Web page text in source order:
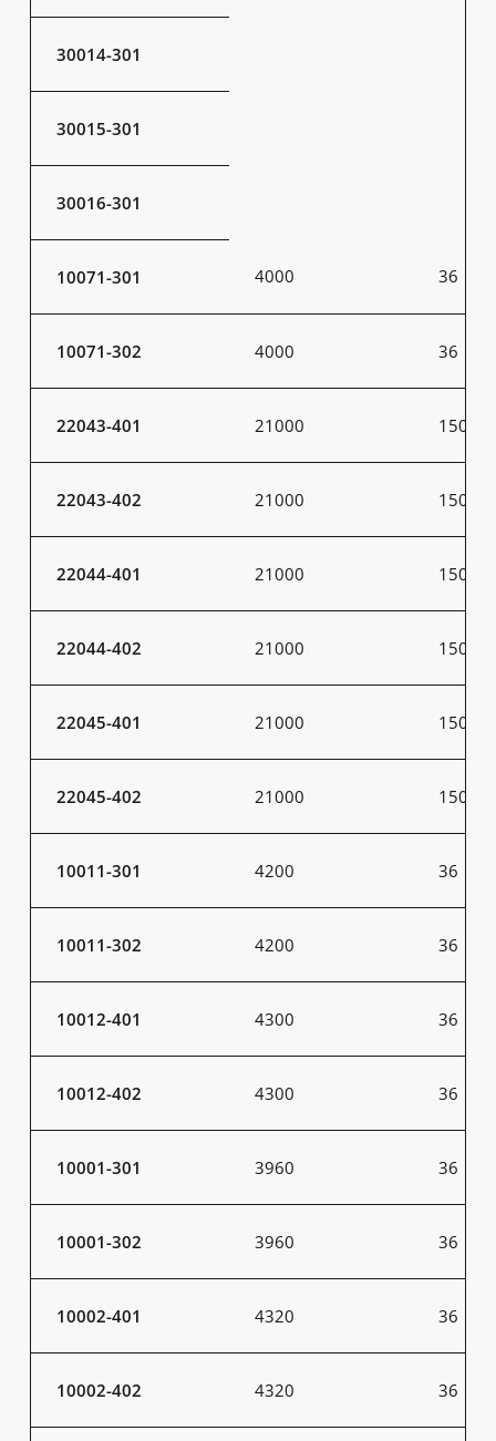
30014-301
30015-301
30016-301
10071-301 4000 36
10071-302 4000 36
22043-401 21000 150
22043-402 21000 150
22044-401 21000 150
22044-402 21000 150
22045-401 21000 150
22045-402 21000 150
10011-301 4200 36
10011-302 4200 36
10012-401 4300 36
10012-402 4300 36
10001-301 3960 36
10001-302 3960 36
10002-401 4320 36
10002-402 4320 36